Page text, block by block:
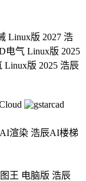
Linux版 2027 浩
电气 Linux版 2025
Linux版 2025 浩辰
AI渲染 浩辰AI楼梯
王 电脑版 浩辰